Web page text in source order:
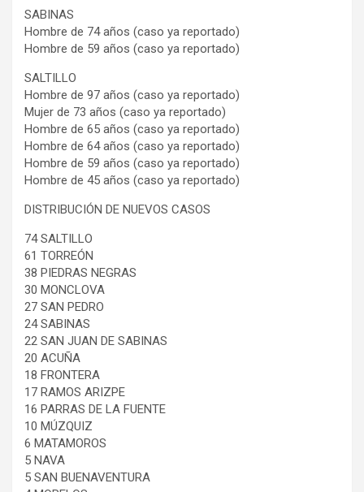
SABINAS
Hombre de 74 años (caso ya reportado)
Hombre de 59 años (caso ya reportado)
SALTILLO
Hombre de 97 años (caso ya reportado)
Mujer de 73 años (caso ya reportado)
Hombre de 65 años (caso ya reportado)
Hombre de 64 años (caso ya reportado)
Hombre de 59 años (caso ya reportado)
Hombre de 45 años (caso ya reportado)
DISTRIBUCIÓN DE NUEVOS CASOS
74 SALTILLO
61 TORREÓN
38 PIEDRAS NEGRAS
30 MONCLOVA
27 SAN PEDRO
24 SABINAS
22 SAN JUAN DE SABINAS
20 ACUÑA
18 FRONTERA
17 RAMOS ARIZPE
16 PARRAS DE LA FUENTE
10 MÚZQUIZ
6 MATAMOROS
5 NAVA
5 SAN BUENAVENTURA